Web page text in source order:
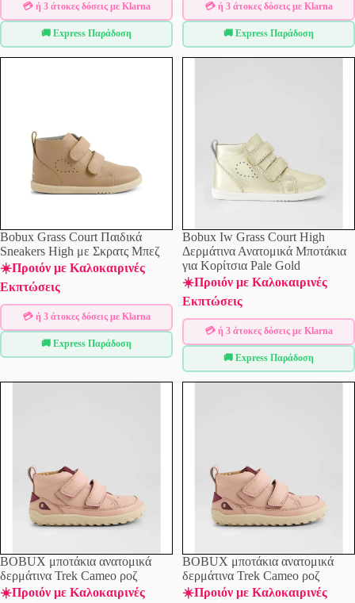
💳 ή 3 άτοκες δόσεις με Klarna
🚚 Express Παράδοση
💳 ή 3 άτοκες δόσεις με Klarna
🚚 Express Παράδοση
Bobux Grass Court Παιδικά
Sneakers High με Σκρατς Μπεζ
☀️Προιόν με Καλοκαιρινές
Εκπτώσεις
💳 ή 3 άτοκες δόσεις με Klarna
🚚 Express Παράδοση
Bobux Iw Grass Court High
Δερμάτινα Ανατομικά Μποτάκια
για Κορίτσια Pale Gold
☀️Προιόν με Καλοκαιρινές
Εκπτώσεις
💳 ή 3 άτοκες δόσεις με Klarna
🚚 Express Παράδοση
BOBUX μποτάκια ανατομικά
δερμάτινα Trek Cameo ροζ
☀️Προιόν με Καλοκαιρινές
BOBUX μποτάκια ανατομικά
δερμάτινα Trek Cameo ροζ
☀️Προιόν με Καλοκαιρινές